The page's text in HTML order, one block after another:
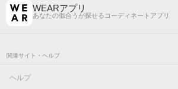
WEARアプリ
あなたの似合うが探せるコーディネートアプリ
関連サイト・ヘルプ
ヘルプ